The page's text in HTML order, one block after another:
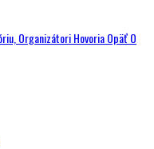
Organizátori Hovoria Opäť O